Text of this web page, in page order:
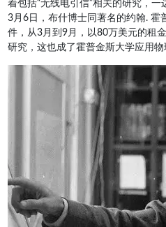
着包括“无线电引信”相关的研究，
3月6日，布什博士同著名的约翰. 霍
件，从3月到9月，以80万美元的租
研究，这也成了霍普金斯大学应用物